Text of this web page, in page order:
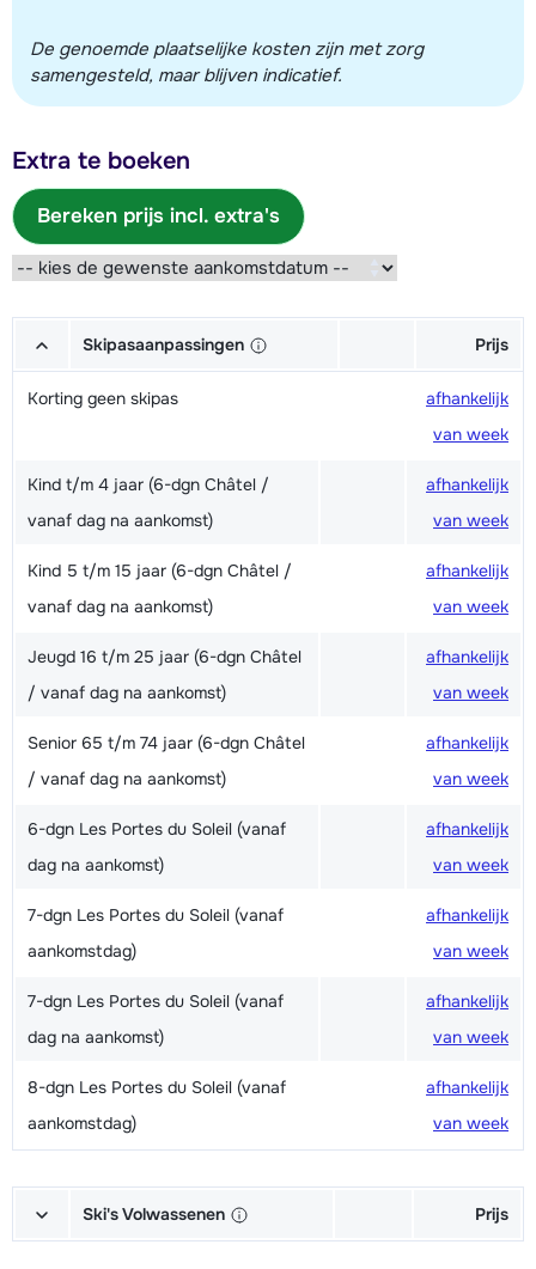
De genoemde plaatselijke kosten zijn met zorg
samengesteld, maar blijven indicatief.
Extra te boeken
Bereken prijs incl. extra's
Skipasaanpassingen Prijs
Korting geen skipas
afhankelijk
van week
Kind t/m 4 jaar (6-dgn Châtel /
vanaf dag na aankomst)
afhankelijk
van week
Kind 5 t/m 15 jaar (6-dgn Châtel /
vanaf dag na aankomst)
afhankelijk
van week
Jeugd 16 t/m 25 jaar (6-dgn Châtel
/ vanaf dag na aankomst)
afhankelijk
van week
Senior 65 t/m 74 jaar (6-dgn Châtel
/ vanaf dag na aankomst)
afhankelijk
van week
6-dgn Les Portes du Soleil (vanaf
dag na aankomst)
afhankelijk
van week
7-dgn Les Portes du Soleil (vanaf
aankomstdag)
afhankelijk
van week
7-dgn Les Portes du Soleil (vanaf
dag na aankomst)
afhankelijk
van week
8-dgn Les Portes du Soleil (vanaf
aankomstdag)
afhankelijk
van week
Ski's Volwassenen Prijs